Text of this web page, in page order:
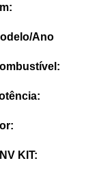
Ano
KIT: